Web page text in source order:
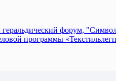
форум,
программы